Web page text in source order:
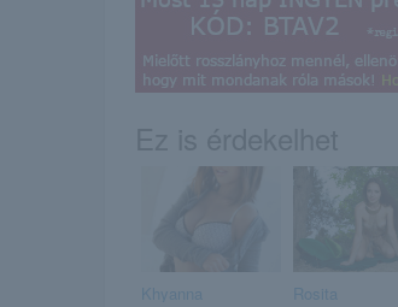
Khyanna Rosita